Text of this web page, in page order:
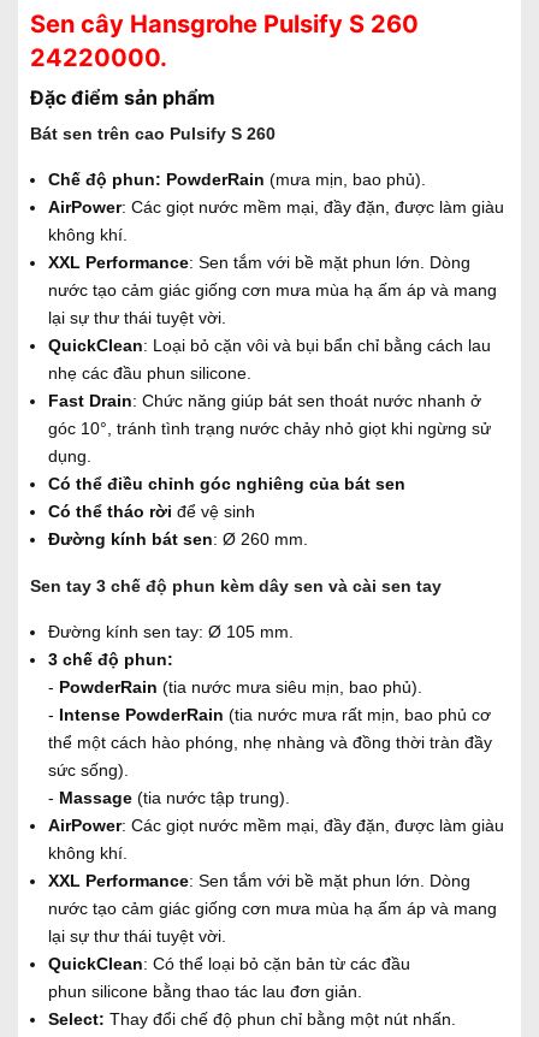
Sen cây Hansgrohe Pulsify S 260
24220000.
Đặc điểm sản phẩm
Bát sen trên cao Pulsify S 260
Chế độ phun: PowderRain (mưa mịn, bao phủ).
AirPower: Các giọt nước mềm mại, đầy đặn, được làm giàu
không khí.
XXL Performance: Sen tắm với bề mặt phun lớn. Dòng
nước tạo cảm giác giống cơn mưa mùa hạ ấm áp và mang
lại sự thư thái tuyệt vời.
QuickClean: Loại bỏ cặn vôi và bụi bẩn chỉ bằng cách lau
nhẹ các đầu phun silicone.
Fast Drain: Chức năng giúp bát sen thoát nước nhanh ở
góc 10°, tránh tình trạng nước chảy nhỏ giọt khi ngừng sử
dụng.
Có thể điều chỉnh góc nghiêng của bát sen
Có thể tháo rời để vệ sinh
Đường kính bát sen: Ø 260 mm.
Sen tay 3 chế độ phun kèm dây sen và cài sen tay
Đường kính sen tay: Ø 105 mm.
3 chế độ phun:
- PowderRain (tia nước mưa siêu mịn, bao phủ).
- Intense PowderRain (tia nước mưa rất mịn, bao phủ cơ
thể một cách hào phóng, nhẹ nhàng và đồng thời tràn đầy
sức sống).
- Massage (tia nước tập trung).
AirPower: Các giọt nước mềm mại, đầy đặn, được làm giàu
không khí.
XXL Performance: Sen tắm với bề mặt phun lớn. Dòng
nước tạo cảm giác giống cơn mưa mùa hạ ấm áp và mang
lại sự thư thái tuyệt vời.
QuickClean: Có thể loại bỏ cặn bản từ các đầu
phun silicone bằng thao tác lau đơn giản.
Select: Thay đổi chế độ phun chỉ bằng một nút nhấn.